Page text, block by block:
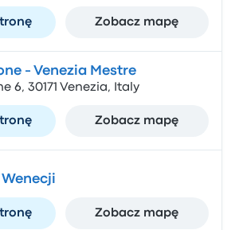
Zobacz mapę
- Venezia Mestre
6, 30171 Venezia, Italy
Zobacz mapę
Zobacz mapę